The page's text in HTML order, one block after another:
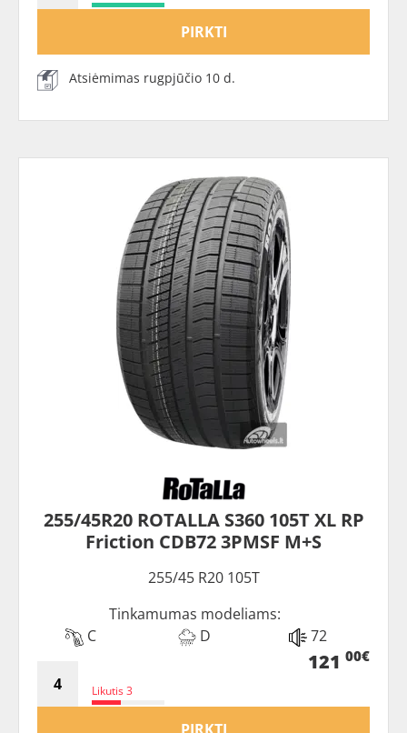
PIRKTI
Atsiėmimas rugpjūčio 10 d.
255/45R20 ROTALLA S360 105T XL RP
Friction CDB72 3PMSF M+S
255/45 R20 105T
Tinkamumas modeliams:
C
D 72
Likutis 3
121 00€